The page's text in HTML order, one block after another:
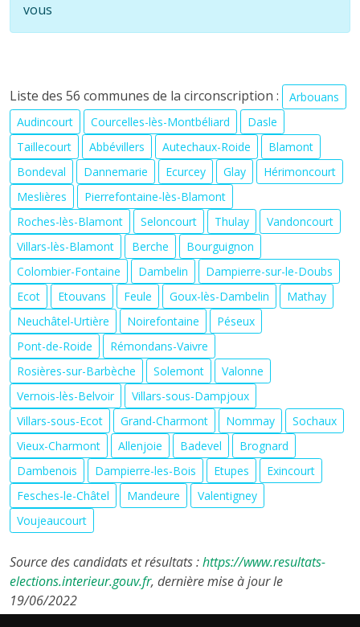
vous
Liste des 56 communes de la circonscription :
Arbouans
Audincourt
Courcelles-lès-Montbéliard
Dasle
Taillecourt
Abbévillers Autechaux-Roide
Blamont
Bondeval
Dannemarie Ecurcey Glay
Hérimoncourt
Meslières
Pierrefontaine-lès-Blamont
Roches-lès-Blamont
Seloncourt Thulay
Vandoncourt
Villars-lès-Blamont
Berche
Bourguignon
Colombier-Fontaine
Dambelin
Dampierre-sur-le-Doubs
Ecot
Etouvans Feule Goux-lès-Dambelin
Mathay
Neuchâtel-Urtière
Noirefontaine
Péseux
Pont-de-Roide
Rémondans-Vaivre
Rosières-sur-Barbèche
Solemont
Valonne
Vernois-lès-Belvoir
Villars-sous-Dampjoux
Villars-sous-Ecot
Grand-Charmont Nommay
Sochaux
Vieux-Charmont
Allenjoie Badevel
Brognard
Dambenois
Dampierre-les-Bois Etupes
Exincourt
Fesches-le-Châtel
Mandeure
Valentigney
Voujeaucourt
Source des candidats et résultats :https://www.resultats-
elections.interieur.gouv.fr, dernière mise à jour le
19/06/2022